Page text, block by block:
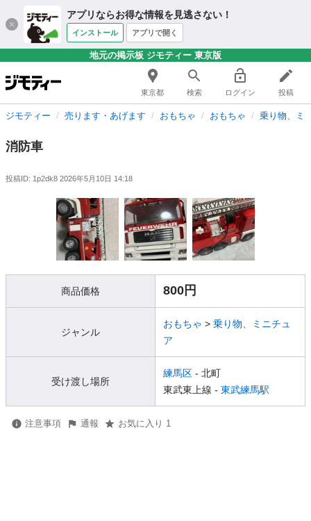
アプリならお得な情報を見逃さない！
インストール アプリで開く
地元の掲示板 ジモティー 東京版
東京都 検索 ログイン 投稿
ジモティー 売ります・あげます おもちゃ おもちゃ 乗り物、ミ
消防車
投稿ID: 1p2dk8 2026年5月10日 14:18
商品価格 800円
ジャンル
おもちゃ > 乗り物、ミニチュ
ア
受け渡し場所
練馬区 - 北町
東武東上線 - 東武練馬駅
注意事項 通報 お気に入り 1